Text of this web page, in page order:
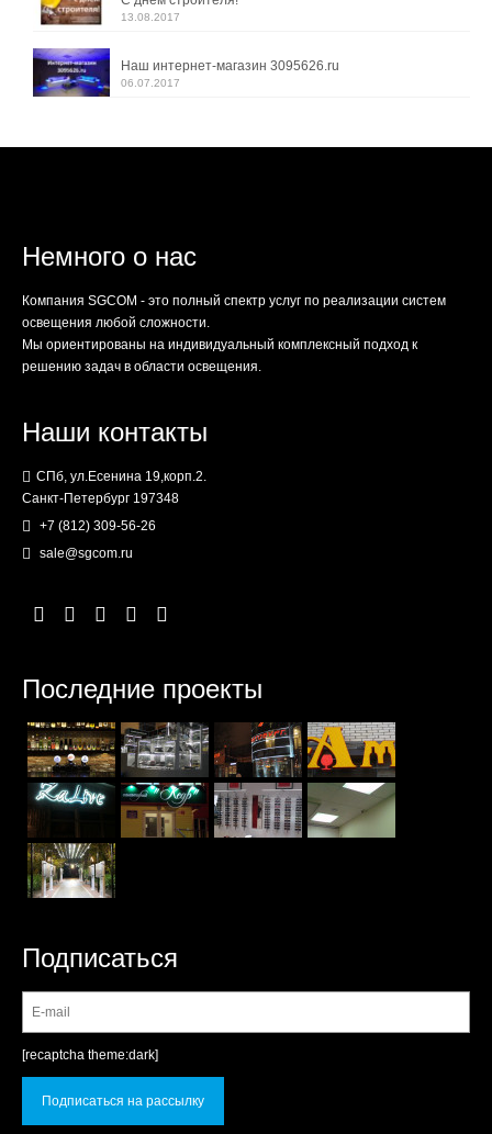
13.08.2017
Наш интернет-магазин 3095626.ru
06.07.2017
Немного о нас
Компания SGCOM - это полный спектр услуг по реализации систем
освещения любой сложности.
Мы ориентированы на индивидуальный комплексный подход к
решению задач в области освещения.
Наши контакты
СПб, ул.Есенина 19,корп.2.
Санкт-Петербург 197348
+7 (812) 309-56-26
sale@sgcom.ru
Последние проекты
Подписаться
[recaptcha theme:dark]